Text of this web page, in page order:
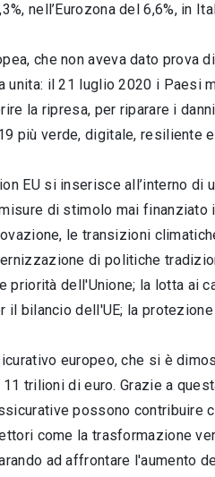
nell’Eurozona del 6,6%, in
che non aveva dato
unita: il 21 luglio 2020 i Paesi
la ripresa, per riparare i
più verde, digitale, resiliente
EU si inserisce all’interno di
di stimolo mai finanziato
le transizioni
di politiche
priorità dell'Unione; la lotta ai
il bilancio dell'UE; la
europeo, che si è
trilioni di euro. Grazie a
possono contribuire
come la trasformazione
ad affrontare l'aumento